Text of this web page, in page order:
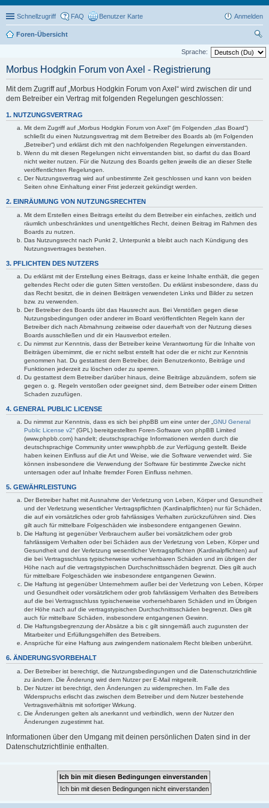
Schnellzugriff FAQ Benutzer Karte Anmelden
Foren-Übersicht
uc
Sprache:
Morbus Hodgkin Forum von Axel - Registrierung
Mit dem Zugriff auf „Morbus Hodgkin Forum von Axel“ wird zwischen dir und
dem Betreiber ein Vertrag mit folgenden Regelungen geschlossen:
1. NUTZUNGSVERTRAG
Mit dem Zugriff auf „Morbus Hodgkin Forum von Axel“ (im Folgenden „das Board“)
schließt du einen Nutzungsvertrag mit dem Betreiber des Boards ab (im Folgenden
„Betreiber“) und erklärst dich mit den nachfolgenden Regelungen einverstanden.
Wenn du mit diesen Regelungen nicht einverstanden bist, so darfst du das Board
nicht weiter nutzen. Für die Nutzung des Boards gelten jeweils die an dieser Stelle
veröffentlichten Regelungen.
Der Nutzungsvertrag wird auf unbestimmte Zeit geschlossen und kann von beiden
Seiten ohne Einhaltung einer Frist jederzeit gekündigt werden.
2. EINRÄUMUNG VON NUTZUNGSRECHTEN
Mit dem Erstellen eines Beitrags erteilst du dem Betreiber ein einfaches, zeitlich und
räumlich unbeschränktes und unentgeltliches Recht, deinen Beitrag im Rahmen des
Boards zu nutzen.
Das Nutzungsrecht nach Punkt 2, Unterpunkt a bleibt auch nach Kündigung des
Nutzungsvertrages bestehen.
3. PFLICHTEN DES NUTZERS
Du erklärst mit der Erstellung eines Beitrags, dass er keine Inhalte enthält, die gegen
geltendes Recht oder die guten Sitten verstoßen. Du erklärst insbesondere, dass du
das Recht besitzt, die in deinen Beiträgen verwendeten Links und Bilder zu setzen
bzw. zu verwenden.
Der Betreiber des Boards übt das Hausrecht aus. Bei Verstößen gegen diese
Nutzungsbedingungen oder anderer im Board veröffentlichten Regeln kann der
Betreiber dich nach Abmahnung zeitweise oder dauerhaft von der Nutzung dieses
Boards ausschließen und dir ein Hausverbot erteilen.
Du nimmst zur Kenntnis, dass der Betreiber keine Verantwortung für die Inhalte von
Beiträgen übernimmt, die er nicht selbst erstellt hat oder die er nicht zur Kenntnis
genommen hat. Du gestattest dem Betreiber, dein Benutzerkonto, Beiträge und
Funktionen jederzeit zu löschen oder zu sperren.
Du gestattest dem Betreiber darüber hinaus, deine Beiträge abzuändern, sofern sie
gegen o. g. Regeln verstoßen oder geeignet sind, dem Betreiber oder einem Dritten
Schaden zuzufügen.
4. GENERAL PUBLIC LICENSE
Du nimmst zur Kenntnis, dass es sich bei phpBB um eine unter der „ GNU General
Public License v2“ (GPL) bereitgestellten Foren-Software von phpBB Limited
(www.phpbb.com) handelt; deutschsprachige Informationen werden durch die
deutschsprachige Community unter www.phpbb.de zur Verfügung gestellt. Beide
haben keinen Einfluss auf die Art und Weise, wie die Software verwendet wird. Sie
können insbesondere die Verwendung der Software für bestimmte Zwecke nicht
untersagen oder auf Inhalte fremder Foren Einfluss nehmen.
5. GEWÄHRLEISTUNG
Der Betreiber haftet mit Ausnahme der Verletzung von Leben, Körper und Gesundheit
und der Verletzung wesentlicher Vertragspflichten (Kardinalpflichten) nur für Schäden,
die auf ein vorsätzliches oder grob fahrlässiges Verhalten zurückzuführen sind. Dies
gilt auch für mittelbare Folgeschäden wie insbesondere entgangenen Gewinn.
Die Haftung ist gegenüber Verbrauchern außer bei vorsätzlichem oder grob
fahrlässigem Verhalten oder bei Schäden aus der Verletzung von Leben, Körper und
Gesundheit und der Verletzung wesentlicher Vertragspflichten (Kardinalpflichten) auf
die bei Vertragsschluss typischerweise vorhersehbaren Schäden und im übrigen der
Höhe nach auf die vertragstypischen Durchschnittsschäden begrenzt. Dies gilt auch
für mittelbare Folgeschäden wie insbesondere entgangenen Gewinn.
Die Haftung ist gegenüber Unternehmern außer bei der Verletzung von Leben, Körper
und Gesundheit oder vorsätzlichem oder grob fahrlässigem Verhalten des Betreibers
auf die bei Vertragsschluss typischerweise vorhersehbaren Schäden und im Übrigen
der Höhe nach auf die vertragstypischen Durchschnittsschäden begrenzt. Dies gilt
auch für mittelbare Schäden, insbesondere entgangenen Gewinn.
Die Haftungsbegrenzung der Absätze a bis c gilt sinngemäß auch zugunsten der
Mitarbeiter und Erfüllungsgehilfen des Betreibers.
Ansprüche für eine Haftung aus zwingendem nationalem Recht bleiben unberührt.
6. ÄNDERUNGSVORBEHALT
Der Betreiber ist berechtigt, die Nutzungsbedingungen und die Datenschutzrichtlinie
zu ändern. Die Änderung wird dem Nutzer per E-Mail mitgeteilt.
Der Nutzer ist berechtigt, den Änderungen zu widersprechen. Im Falle des
Widerspruchs erlischt das zwischen dem Betreiber und dem Nutzer bestehende
Vertragsverhältnis mit sofortiger Wirkung.
Die Änderungen gelten als anerkannt und verbindlich, wenn der Nutzer den
Änderungen zugestimmt hat.
Informationen über den Umgang mit deinen persönlichen Daten sind in der
Datenschutzrichtlinie enthalten.